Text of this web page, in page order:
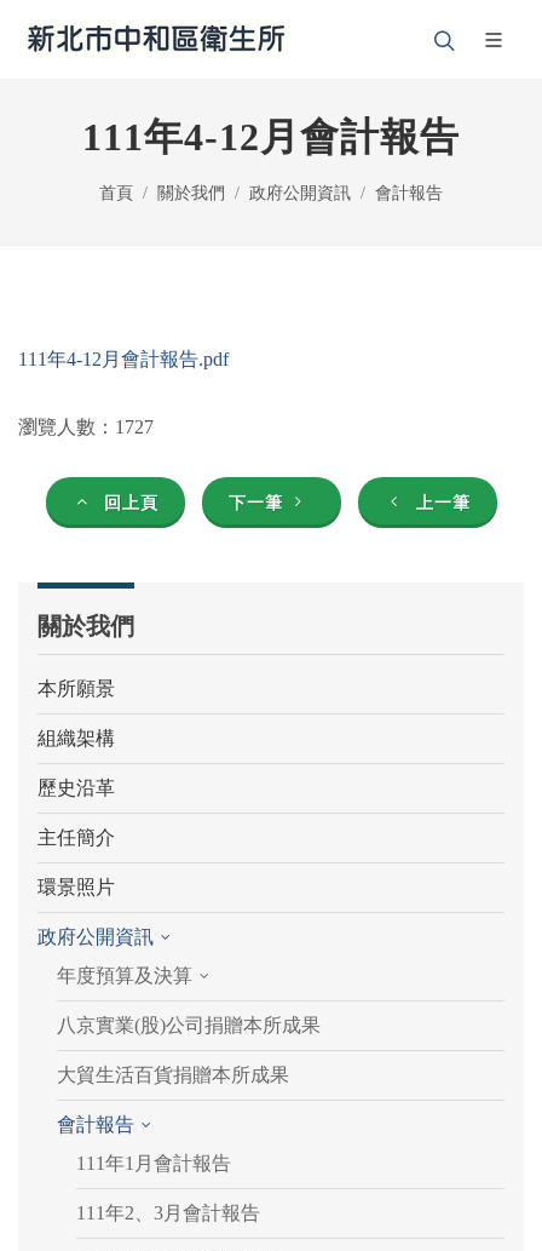
111年4-12月會計報告
首頁 關於我們 政府公開資訊 會計報告
關於我們
本所願景
組織架構
歷史沿革
主任簡介
環景照片
政府公開資訊
年度預算及決算
八京實業(股)公司捐贈本所成果
大貿生活百貨捐贈本所成果
會計報告
111年1月會計報告
111年2、3月會計報告
111年4-12月會計報告.pdf
瀏覽人數：1727
回上頁 下一筆 上一筆